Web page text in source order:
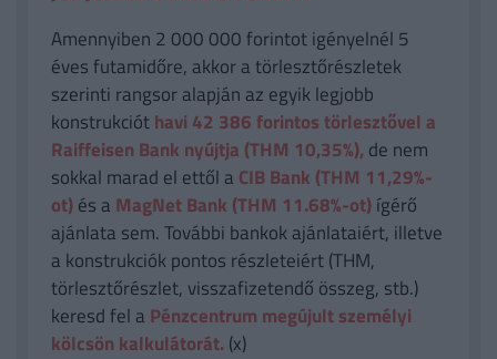
Amennyiben 2 000 000 forintot igényelnél 5
éves futamidőre, akkor a törlesztőrészletek
szerinti rangsor alapján az egyik legjobb
konstrukcióthavi 42 386 forintos törlesztővel a
Raiffeisen Bank nyújtja (THM 10,35%), de nem
sokkal marad el ettől a CIB Bank (THM 11,29%-
ot)és a MagNet Bank (THM 11.68%-ot)ígérő
ajánlata sem. További bankok ajánlataiért, illetve
a konstrukciók pontos részleteiért (THM,
törlesztőrészlet, visszafizetendő összeg, stb.)
keresd fel a Pénzcentrum megújult személyi
kölcsön kalkulátorát. (x)